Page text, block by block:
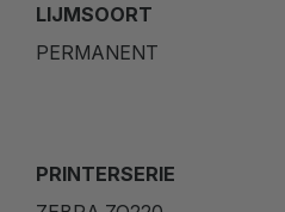
LIJMSOORT
PERMANENT
PRINTERSERIE